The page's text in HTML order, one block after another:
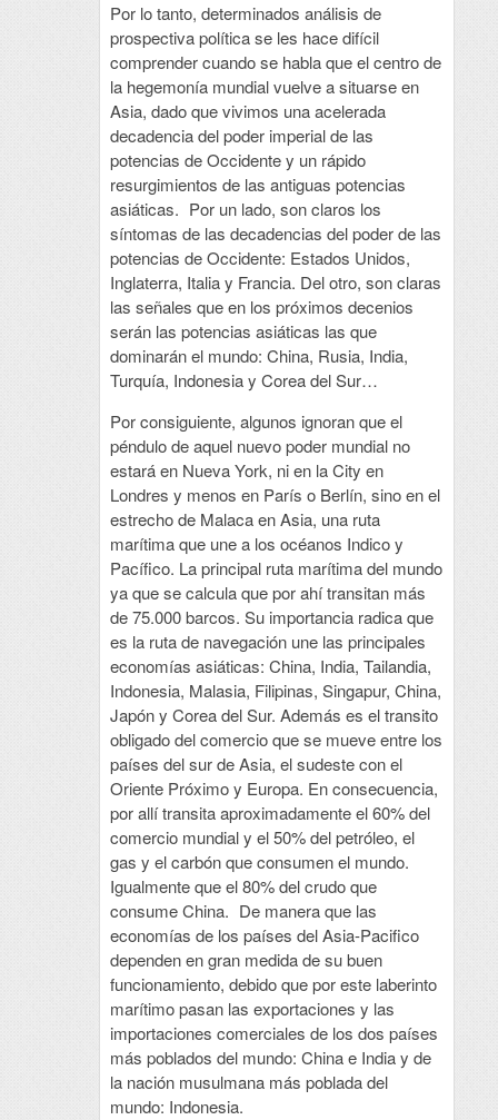
Por lo tanto, determinados análisis de
prospectiva política se les hace difícil
comprender cuando se habla que el centro de
la hegemonía mundial vuelve a situarse en
Asia, dado que vivimos una acelerada
decadencia del poder imperial de las
potencias de Occidente y un rápido
resurgimientos de las antiguas potencias
asiáticas. Por un lado, son claros los
síntomas de las decadencias del poder de las
potencias de Occidente: Estados Unidos,
Inglaterra, Italia y Francia. Del otro, son claras
las señales que en los próximos decenios
serán las potencias asiáticas las que
dominarán el mundo: China, Rusia, India,
Turquía, Indonesia y Corea del Sur…
Por consiguiente, algunos ignoran que el
péndulo de aquel nuevo poder mundial no
estará en Nueva York, ni en la City en
Londres y menos en París o Berlín, sino en el
estrecho de Malaca en Asia, una ruta
marítima que une a los océanos Indico y
Pacífico. La principal ruta marítima del mundo
ya que se calcula que por ahí transitan más
de 75.000 barcos. Su importancia radica que
es la ruta de navegación une las principales
economías asiáticas: China, India, Tailandia,
Indonesia, Malasia, Filipinas, Singapur, China,
Japón y Corea del Sur. Además es el transito
obligado del comercio que se mueve entre los
países del sur de Asia, el sudeste con el
Oriente Próximo y Europa. En consecuencia,
por allí transita aproximadamente el 60% del
comercio mundial y el 50% del petróleo, el
gas y el carbón que consumen el mundo.
Igualmente que el 80% del crudo que
consume China. De manera que las
economías de los países del Asia-Pacifico
dependen en gran medida de su buen
funcionamiento, debido que por este laberinto
marítimo pasan las exportaciones y las
importaciones comerciales de los dos países
más poblados del mundo: China e India y de
la nación musulmana más poblada del
mundo: Indonesia.